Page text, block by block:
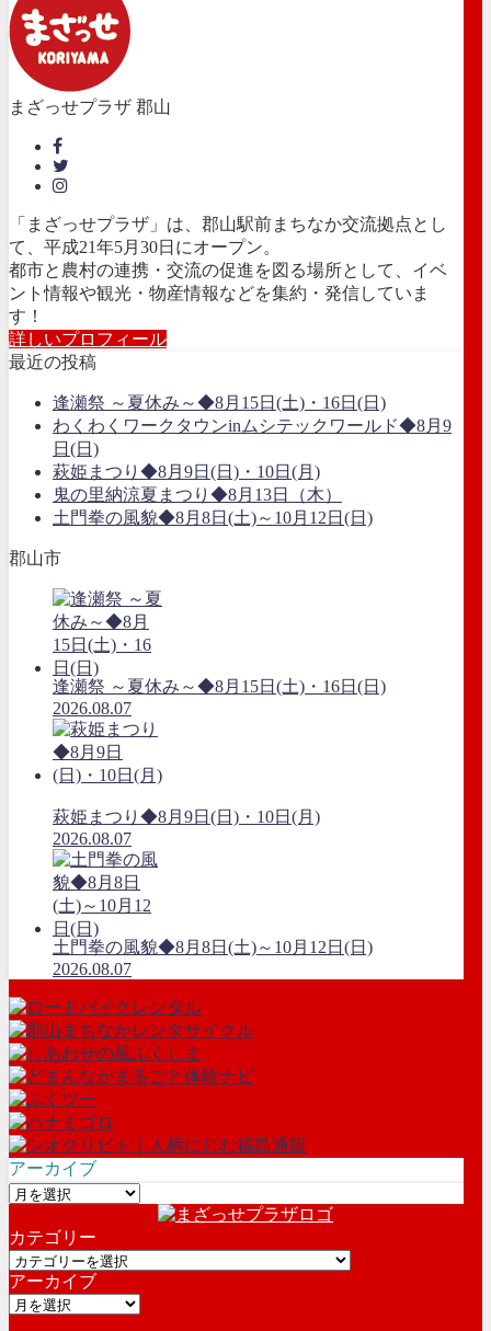
まざっせプラザ 郡山
「まざっせプラザ」は、郡山駅前まちなか交流拠点とし
て、平成21年5月30日にオープン。
都市と農村の連携・交流の促進を図る場所として、イベ
ント情報や観光・物産情報などを集約・発信していま
す！
詳しいプロフィール
最近の投稿
逢瀬祭 ～夏休み～◆8月15日(土)・16日(日)
わくわくワークタウンinムシテックワールド◆8月9
日(日)
萩姫まつり◆8月9日(日)・10日(月)
鬼の里納涼夏まつり◆8月13日（木）
土門拳の風貌◆8月8日(土)～10月12日(日)
郡山市
逢瀬祭 ～夏休み～◆8月15日(土)・16日(日)
2026.08.07
萩姫まつり◆8月9日(日)・10日(月)
2026.08.07
土門拳の風貌◆8月8日(土)～10月12日(日)
2026.08.07
アーカイブ
ア
カ
イ
ブ
カテゴリー
カ
テ
ゴ
アーカイブ
ア